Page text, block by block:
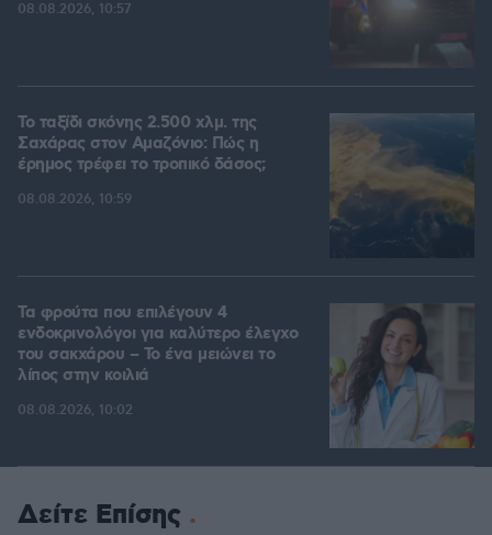
08.08.2026, 10:57
Το ταξίδι σκόνης 2.500 χλμ. της
Σαχάρας στον Αμαζόνιο: Πώς η
έρημος τρέφει το τροπικό δάσος;
08.08.2026, 10:59
Τα φρούτα που επιλέγουν 4
ενδοκρινολόγοι για καλύτερο έλεγχο
του σακχάρου – Το ένα μειώνει το
λίπος στην κοιλιά
08.08.2026, 10:02
Δείτε Επίσης